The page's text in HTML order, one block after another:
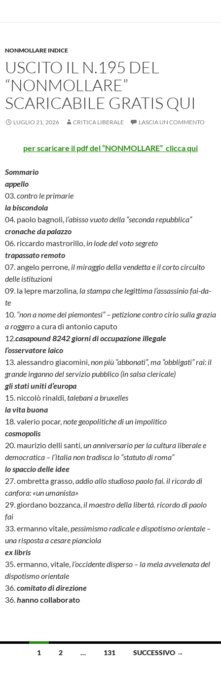
NONMOLLARE INDICE
USCITO IL N.195 DEL
“NONMOLLARE”
SCARICABILE GRATIS QUI
LUGLIO 21, 2026 CRITICA LIBERALE LASCIA UN COMMENTO
per scaricare il pdf del “NONMOLLARE” clicca qui
Sommario
appello
03. contro le primarie
la biscondola
04. paolo bagnoli, l’abisso vuoto della “seconda repubblica”
cronache da palazzo
06. riccardo mastrorillo, in lode del voto segreto
trapassato remoto
07. angelo perrone, il miraggio della vendetta e il corto circuito
delle istituzioni
09. la lepre marzolina , la stampa che legittima l’assassinio fai-da-
te
10. “non a nome dei piemontesi” – petizione contro cirio sulla grazia
a roggeroa cura di antonio caputo
12.casapound 8242 giorni di occupazione illegale
l’osservatore laico
13. alessandro giacomini, non più “abbonati”, ma “obbligati” rai: il
grande inganno del servizio pubblico (in salsa clericale)
gli stati uniti d’europa
15. niccolò rinaldi, talebani a bruxelles
la vita buona
18. valerio pocar, note geopolitiche di un impolitico
cosmopolis
20. maurizio delli santi, un anniversario per la cultura liberale e
democratica – l’italia non tradisca lo “statuto di roma”
lo spaccio delle idee
27. ombretta grasso, addio allo studioso paolo fai. il ricordo di
canfora: «un umanista»
29. giordano bozzanca, il maestro della libertà. ricordo di paolo
fai
33. ermanno vitale, pessimismo radicale e dispotismo orientale –
una risposta a cesare pianciola
ex libris
35. ermanno, vitale, l’occidente disperso – la mela avvelenata del
dispotismo orientale
36. comitato di direzione
36. hanno collaborato
Navigazione
1 2 … 131 SUCCESSIVO →